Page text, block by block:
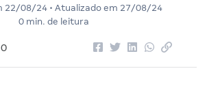
22/08/24 • Atualizado em 27/08/24
0 min. de leitura
0